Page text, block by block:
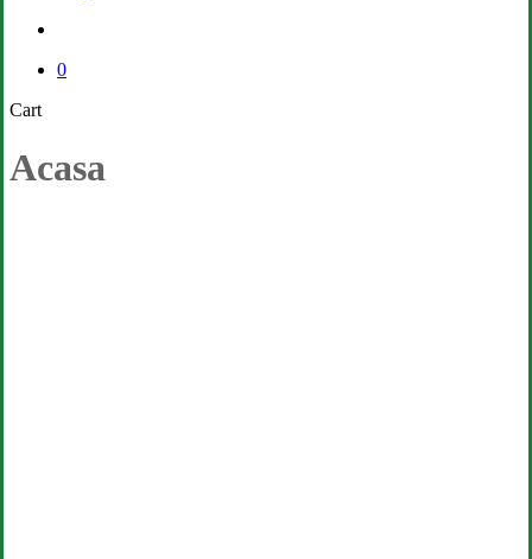
0
CartClose
Acasa